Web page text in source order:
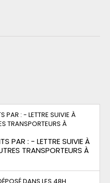
PAR : - LETTRE SUIVIE À
TRANSPORTEURS À